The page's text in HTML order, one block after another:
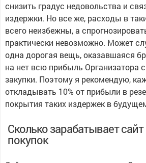
снизить градус недовольства и
издержки. Но все же, расходы в
всего неизбежны, а
практически невозможно. Может
одна дорогая вещь, оказавшаяся
на нет всю прибыль Организатора
закупки. Поэтому я рекомендую,
откладывать 10% от прибыли в
покрытия таких издержек в
Сколько зарабатывает
покупок